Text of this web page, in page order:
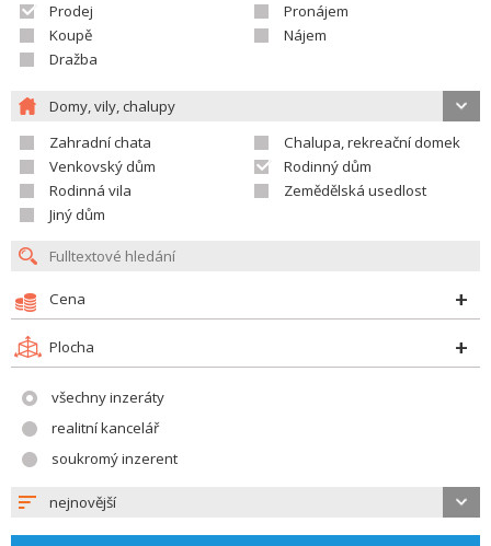
Prodej
Pronájem
Koupě
Nájem
Dražba
Domy, vily, chalupy
Zahradní chata
Chalupa, rekreační domek
Venkovský dům
Rodinný dům
Rodinná vila
Zemědělská usedlost
Jiný dům
Cena
Plocha
všechny inzeráty
realitní kancelář
soukromý inzerent
nejnovější